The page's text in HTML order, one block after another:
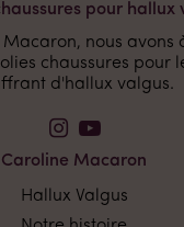
pour hallux
Macaron, nous
chaussures pour
d'hallux valgus.
Caroline Macaron
Hallux Valgus